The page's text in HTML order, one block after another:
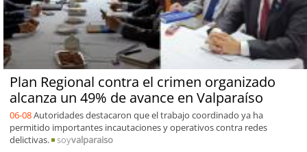
Plan Regional contra el crimen organizado
alcanza un 49% de avance en Valparaíso
06-08Autoridades destacaron que el trabajo coordinado ya ha
permitido importantes incautaciones y operativos contra redes
delictivas.
soyvalparaiso